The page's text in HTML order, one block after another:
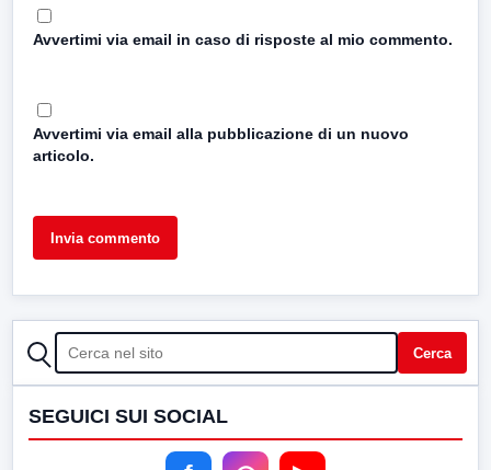
Avvertimi via email in caso di risposte al mio commento.
Avvertimi via email alla pubblicazione di un nuovo
articolo.
CERCA Cerca
SEGUICI SUI SOCIAL